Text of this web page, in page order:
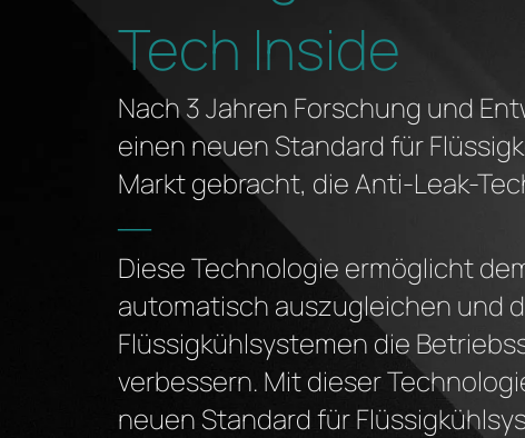
Tech Inside
Nach 3 Jahren Forschung und
einen neuen Standard für
Markt gebracht, die Anti-Leak-
―
Diese Technologie ermöglicht
automatisch auszugleichen und
Flüssigkühlsystemen die
verbessern. Mit dieser
neuen Standard für